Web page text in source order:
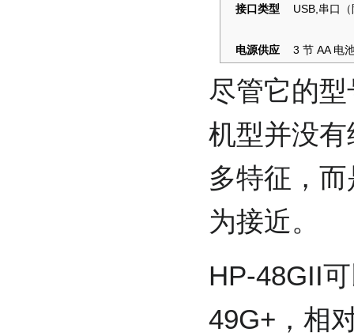
接口类型
USB,串口
电源供应 3 节 AA 电
尽管它的
机型并没
多特征，
为接近。
HP-48GII
49G+，相